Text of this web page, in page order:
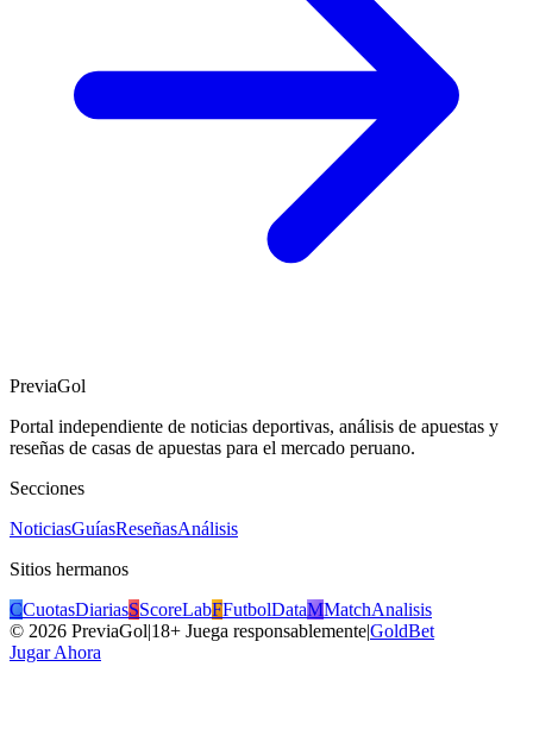
PreviaGol
Portal independiente de noticias deportivas, análisis de apuestas y
reseñas de casas de apuestas para el mercado peruano.
Secciones
NoticiasGuíasReseñasAnálisis
Sitios hermanos
CCuotasDiariasSScoreLabFFutbolDataMMatchAnalisis
© 2026 PreviaGol|18+ Juega responsablemente|GoldBet
Jugar Ahora